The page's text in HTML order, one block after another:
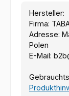
Hersteller:
Firma:
Adresse:
Polen
E-Mail: